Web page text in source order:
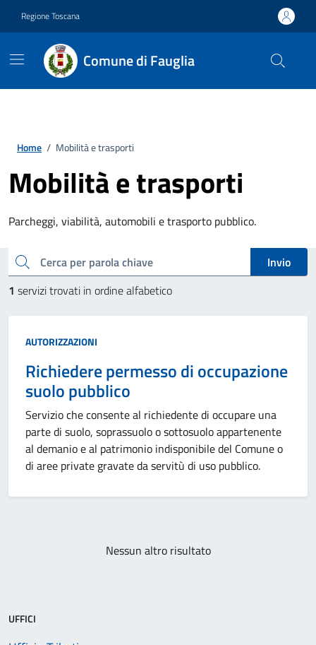
Regione Toscana
Comune di Fauglia
Home / Mobilità e trasporti
Mobilità e trasporti
Parcheggi, viabilità, automobili e trasporto pubblico.
Esplora tutti i servizi
cerca
Invio
1 servizi trovati in ordine alfabetico
Categoria:
AUTORIZZAZIONI
Richiedere permesso di occupazione
suolo pubblico
Servizio che consente al richiedente di occupare una
parte di suolo, soprassuolo o sottosuolo appartenente
al demanio e al patrimonio indisponibile del Comune o
di aree private gravate da servitù di uso pubblico.
Nessun altro risultato
UFFICI